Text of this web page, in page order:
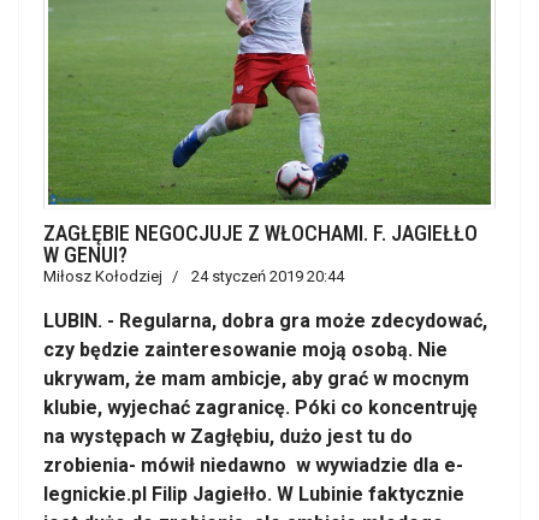
ZAGŁĘBIE NEGOCJUJE Z WŁOCHAMI. F. JAGIEŁŁO
W GENUI?
Miłosz Kołodziej 24 styczeń 2019 20:44
LUBIN. - Regularna, dobra gra może zdecydować,
czy będzie zainteresowanie moją osobą. Nie
ukrywam, że mam ambicje, aby grać w mocnym
klubie, wyjechać zagranicę. Póki co koncentruję
na występach w Zagłębiu, dużo jest tu do
zrobienia- mówił niedawno w wywiadzie dla e-
legnickie.pl Filip Jagiełło. W Lubinie faktycznie